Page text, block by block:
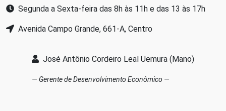
Segunda a Sexta-feira das 8h às 11h e das 13 às 17h
Avenida Campo Grande, 661-A, Centro
José Antônio Cordeiro Leal Uemura (Mano)
Gerente de Desenvolvimento Econômico